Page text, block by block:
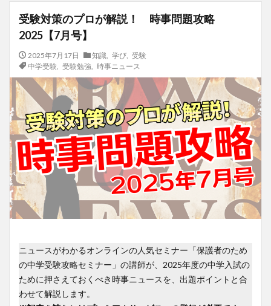
受験対策のプロが解説！ 時事問題攻略
2025【7月号】
2025年7月17日 知識 学び
受験
中学受験, 受験勉強 時事ニュース
ニュースがわかるオンラインの人気セミナー「保護者のため
の中学受験攻略セミナー」の講師が、2025年度の中学入試の
ために押さえておくべき時事ニュースを、出題ポイントと合
わせて解説します。